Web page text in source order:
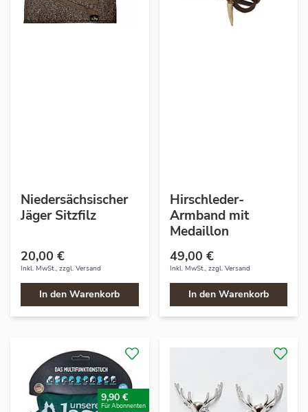
Niedersächsischer
Jäger Sitzfilz
20,00 €
Inkl. MwSt., zzgl. Versand
In den Warenkorb
Hirschleder-
Armband mit
Medaillon
49,00 €
Inkl. MwSt., zzgl. Versand
In den Warenkorb
9,90 €
Für Abonnenten